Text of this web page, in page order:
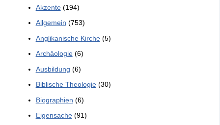
Akzente(194)
Allgemein (753)
Anglikanische Kirche(5)
Archäologie(6)
Ausbildung (6)
Biblische Theologie(30)
Biographien (6)
Eigensache(91)